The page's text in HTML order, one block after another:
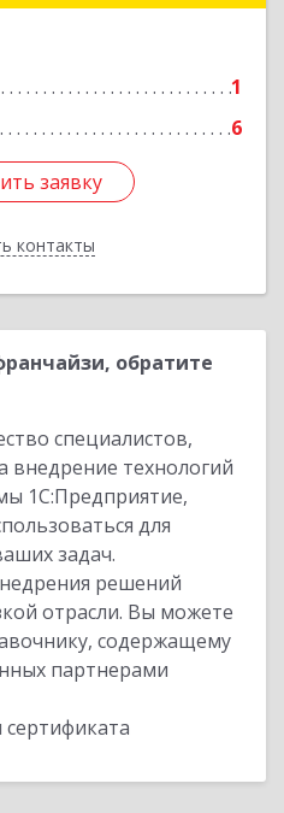
1
6
заявку
контакты
заявку
обратите
специалистов,
внедрение технологий
1С:Предприятие,
для
задач.
решений
отрасли. Вы можете
содержащему
партнерами